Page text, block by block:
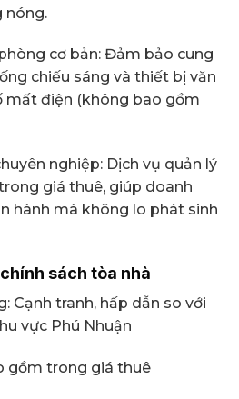
nóng.
cơ bản: Đảm bảo cung
chiếu sáng và thiết bị văn
mất điện (không bao gồm
nghiệp: Dịch vụ quản lý
giá thuê, giúp doanh
hành mà không lo phát sinh
sách tòa nhà
Cạnh tranh, hấp dẫn so với
vực Phú Nhuận
gồm trong giá thuê